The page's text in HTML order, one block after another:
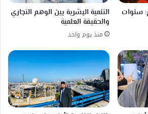
سنوات
التنمية البشرية بين الوهم التجاري
والحقيقة العلمية
منذ يوم واحد